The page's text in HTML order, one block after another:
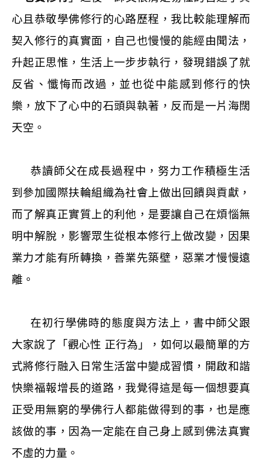
心且恭敬學佛修行的心路歷程，我比較能理解而
契入修行的真實面，自己也慢慢的能經由聞法，
升起正思惟，生活上一步步執行，發現錯誤了就
反省、懺悔而改過，並也從中能感到修行的快
樂，放下了心中的石頭與執著，反而是一片海闊
天空。
恭讀師父在成長過程中，努力工作積極生活
到參加國際扶輪組織為社會上做出回饋與貢獻，
而了解真正實質上的利他，是要讓自己在煩惱無
明中解脫，影響眾生從根本修行上做改變，因果
業力才能有所轉換，善業先築壁，惡業才慢慢遠
離。
在初行學佛時的態度與方法上，書中師父跟
大家說了「觀心性 正行為」，如何以最簡單的方
式將修行融入日常生活當中變成習慣，開啟和諧
快樂福報增長的道路，我覺得這是每一個想要真
正受用無窮的學佛行人都能做得到的事，也是應
該做的事，因為一定能在自己身上感到佛法真實
不虛的力量。